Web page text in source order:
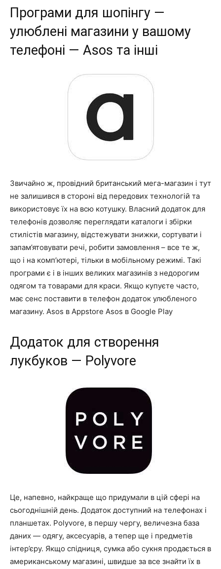
Програми для шопінгу —
улюблені магазини у вашому
телефоні — Asos та інші
Звичайно ж, провідний британський мега-магазин і тут
не залишився в стороні від передових технологій та
використовує їх на всю котушку. Власний додаток для
телефонів дозволяє переглядати каталоги і збірки
стилістів магазину, відстежувати знижки, сортувати і
запам’ятовувати речі, робити замовлення – все те ж,
що і на комп’ютері, тільки в мобільному режимі. Такі
програми є і в інших великих магазинів з недорогим
одягом та товарами для краси. Якщо купуєте часто,
має сенс поставити в телефон додаток улюбленого
магазину. Asos в Appstore Asos в Google Play
Додаток для створення
лукбуков — Polyvore
Це, напевно, найкраще що придумали в цій сфері на
сьогоднішній день. Додаток доступний на телефонах і
планшетах. Polyvore, в першу чергу, величезна база
даних — одягу, аксесуарів, а тепер ще і предметів
інтер’єру. Якщо спідниця, сумка або сукня продається в
американському магазині, швидше за все знайти їх в